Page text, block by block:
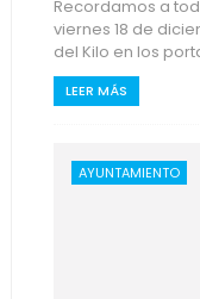
Recordamos a
viernes 18 de
del Kilo en los
LEER MÁS
AYUNTAMIENTO